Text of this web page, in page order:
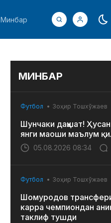
Минбар
МИНБАР
Футбол Зоҳир Тошхўжаев
Шунчаки даҳшат!
янги маоши маълум
05.08.2026 08:34
Футбол Зоҳир Тошхўжаев
Шомуродов
карра чемпиондан
таклиф тушди